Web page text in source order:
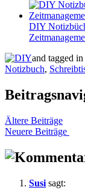
DIY
and tagged in
Notizbuch,
Ältere Beiträge
Neuere Beiträge
Susi sagt: